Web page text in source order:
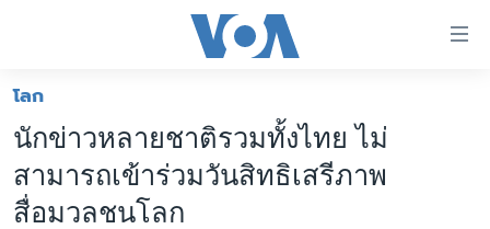
ต่อ
ข้าม
ไป
เนื้อหา
หลัก
โลก
เอเชีย
โลก
นักข่าวหลายชาติรวมทั้งไทย ไม่
สามารถเข้าร่วมวันสิทธิเสรีภาพ
สื่อมวลชนโลก